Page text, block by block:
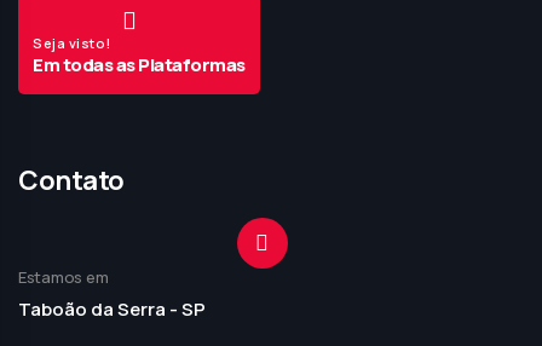
Seja visto!
Em todas as Plataformas
Contato
Estamos em
Taboão da Serra - SP